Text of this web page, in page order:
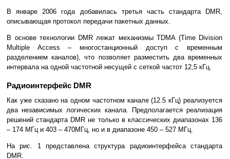
В январе 2006 года добавилась третья часть стандарта DMR,
описывающая протокол передачи пакетных данных.
В основе технологии DMR лежат механизмы TDMA (Time Division
Multiple Access – многостанционный доступ с временным
разделением каналов), что позволяет разместить два временных
интервала на одной частотной несущей с сеткой частот 12,5 кГц.
Радиоинтерфейс DMR
Как уже сказано на одном частотном канале (12.5 кГц) реализуется
два независимых логических канала. Предполагается реализация
решений стандарта DMR не только в классических диапазонах 136
– 174 МГц и 403 – 470МГц, но и в диапазоне 450 – 527 МГц.
На рис. 1 представлена структура радиоинтерфейса стандарта
DMR.